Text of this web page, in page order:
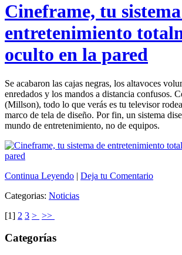
Cineframe, tu
entretenimiento
oculto en la pared
Se acabaron las cajas negras, los altavoces
enredados y los mandos a distancia confusos.
(Millson), todo lo que verás es tu televisor
marco de tela de diseño. Por fin, un sistema
mundo de entretenimiento, no de equipos.
Continua Leyendo | Deja tu Comentario
Categorias: Noticias
[1] 2 3 > >>
Categorías